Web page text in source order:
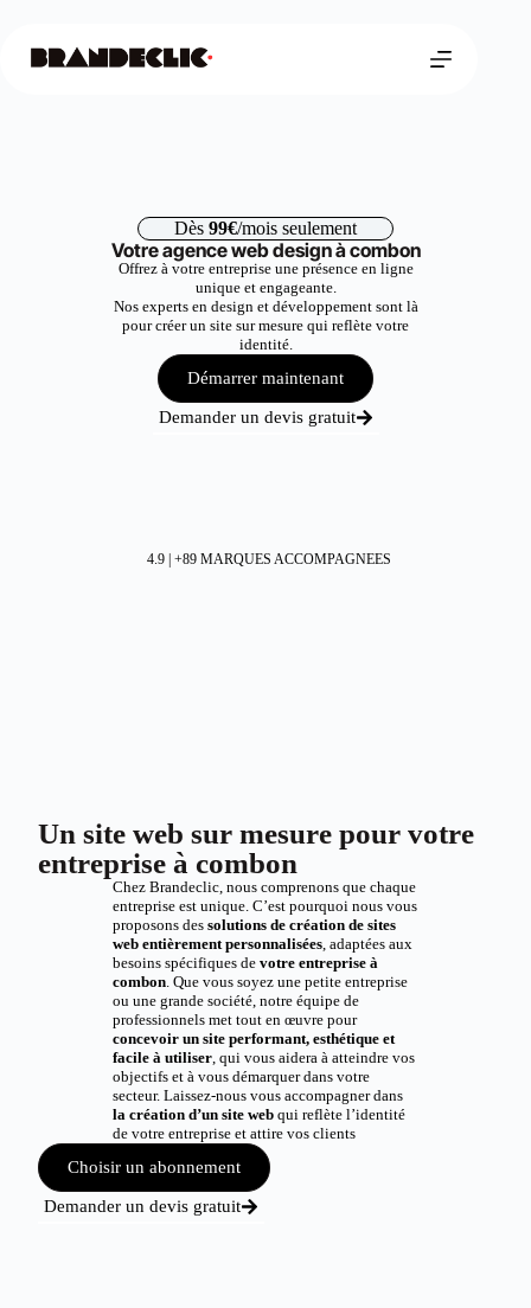
Dès 99€/mois seulement
Votre agence web design à combon
Offrez à votre entreprise une présence en ligne
unique et engageante.
Nos experts en design et développement sont là
pour créer un site sur mesure qui reflète votre
identité.
Démarrer maintenant
Demander un devis gratuit
4.9 | +89 MARQUES ACCOMPAGNEES
Un site web sur mesure pour votre
entreprise à combon
Chez Brandeclic, nous comprenons que chaque
entreprise est unique. C’est pourquoi nous vous
proposons des solutions de création de sites
web entièrement personnalisées, adaptées aux
besoins spécifiques de votre entreprise à
combon. Que vous soyez une petite entreprise
ou une grande société, notre équipe de
professionnels met tout en œuvre pour
concevoir un site performant, esthétique et
facile à utiliser, qui vous aidera à atteindre vos
objectifs et à vous démarquer dans votre
secteur. Laissez-nous vous accompagner dans
la création d’un site webqui reflète l’identité
de votre entreprise et attire vos clients
Choisir un abonnement
Demander un devis gratuit